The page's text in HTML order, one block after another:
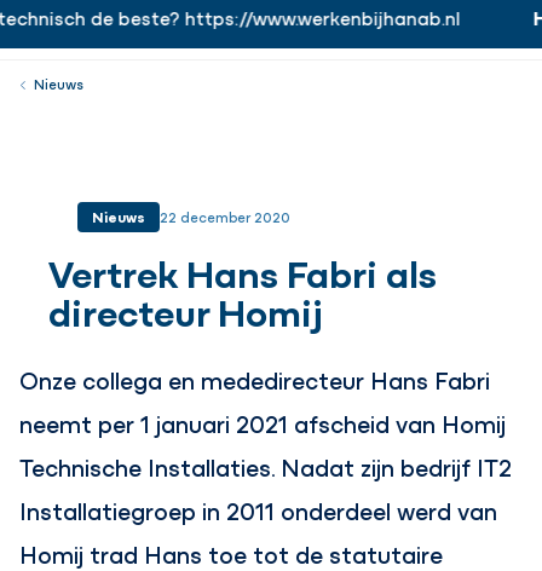
https://www.werkenbijhanab.nl
de beste? https://www.werkenbijhanab.nl
Werken bij
Nieuws
Nieuws 22 december 2020
Vertrek Hans Fabri als
directeur Homij
Onze collega en mededirecteur Hans Fabri
neemt per 1 januari 2021 afscheid van Homij
Technische Installaties. Nadat zijn bedrijf IT2
Installatiegroep in 2011 onderdeel werd van
Homij trad Hans toe tot de statutaire